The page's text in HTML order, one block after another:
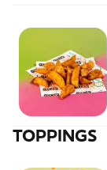
TOPPINGS